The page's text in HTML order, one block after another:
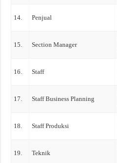
14. Penjual
15. Section Manager
16. Staff
17. Staff Business Planning
18. Staff Produksi
19. Teknik